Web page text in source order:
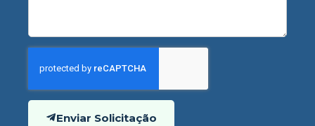
Enviar Solicitação